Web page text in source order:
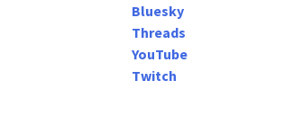
Bluesky
Threads
YouTube
Twitch